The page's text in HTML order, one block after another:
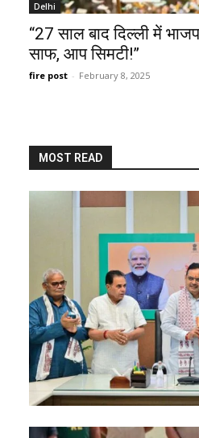
Delhi
“27 साल बाद दिल्ली में
साफ, आप सिमटी!”
fire post - February 8, 2025
MOST READ